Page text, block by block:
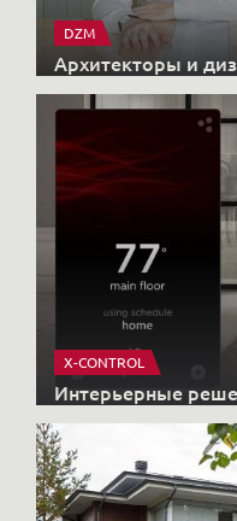
DZM
Архитекторы и
X-CONTROL
Интерьерные